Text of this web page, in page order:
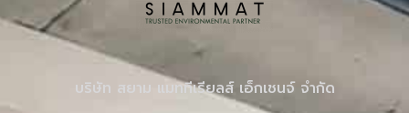
บริษัท สยาม แมททีเรียลส์ เอ็กเชนจ์ จำกัด